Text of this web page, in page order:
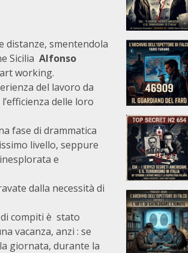
distanze, smentendola
Sicilia Alfonso
working.
del lavoro da
delle loro
fase di drammatica
livello, seppure
e
dalla necessità di
compiti è stato
vacanza, anzi : se
giornata, durante la